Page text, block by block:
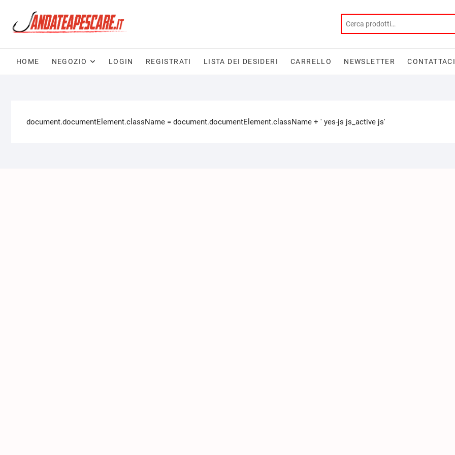
HOME NEGOZIO LOGIN REGISTRATI LISTA DEI DESIDERI CARRELLO NEWSLETTER CONTATTACI
document.documentElement.className = document.documentElement.className + ' yes-js js_active js'